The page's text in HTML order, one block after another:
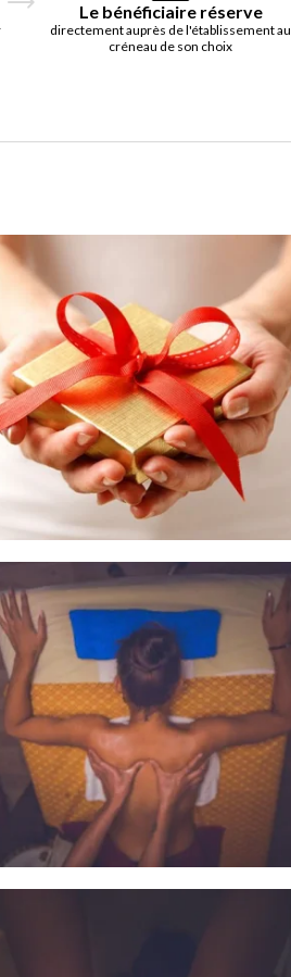
Le bénéficiaire réserve
directement auprès de l'établissement au
créneau de son choix